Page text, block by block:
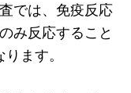
では、免疫反応
み反応すること
ます。